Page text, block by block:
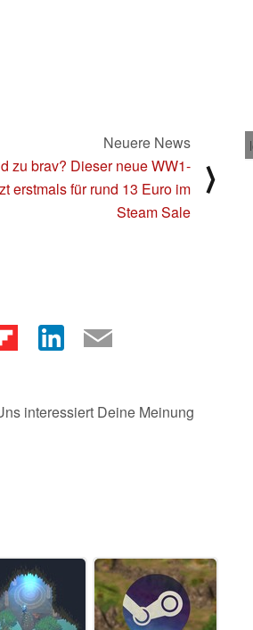
Neuere News
zu brav? Dieser neue WW1-
erstmals für rund 13 Euro im
Steam Sale
⟩
interessiert Deine Meinung